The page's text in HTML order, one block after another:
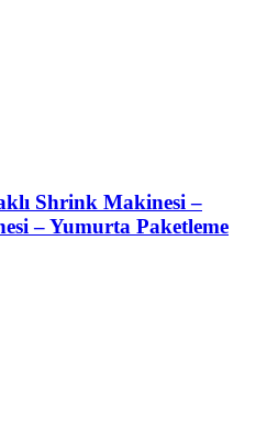
Shrink Makinesi –
– Yumurta Paketleme